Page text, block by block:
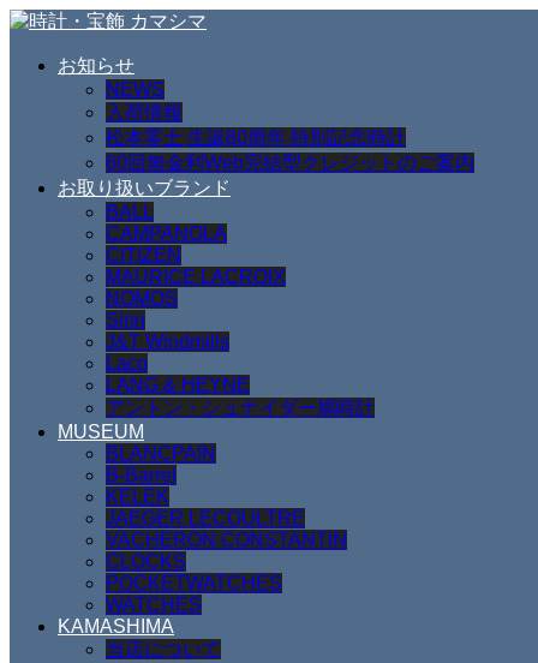
お知らせ
NEWS
入荷情報
松本零士 生誕80周年 特別記念時計
60回無金利Web完結型クレジットのご案内
お取り扱いブランド
BALL
CAMPANOLA
CITIZEN
MAURICE LACROIX
NOMOS
Sinn
J&T Windmills
Laco
LANG & HEYNE
アントン・シュナイダー鳩時計
MUSEUM
BLANCPAIN
B-Barrel
KELEK
JAEGER LECOULTRE
VACHERON CONSTANTIN
CLOCKS
POCKETWATCHES
WATCHES
KAMASHIMA
当店について